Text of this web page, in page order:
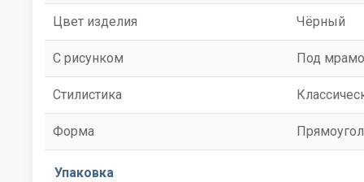
Цвет изделия Чёрный
С рисунком Под
Стилистика
Форма
Упаковка